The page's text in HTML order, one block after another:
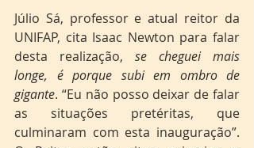
Júlio Sá, professor e atual reitor da
UNIFAP, cita Isaac Newton para falar
desta realização, se cheguei mais
longe, é porque subi em ombro de
gigante. “Eu não posso deixar de falar
as situações pretéritas, que
culminaram com esta inauguração”.